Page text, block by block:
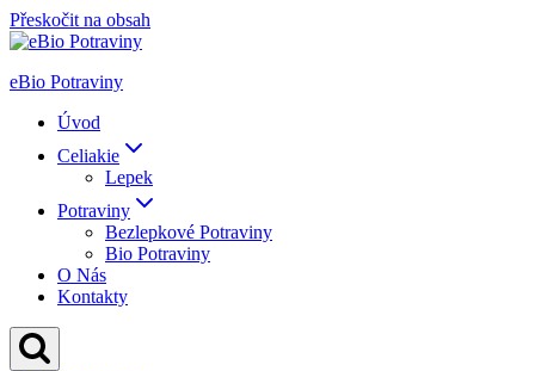
Přeskočit na obsah
eBio Potraviny
Úvod
Celiakie
Lepek
Potraviny
Bezlepkové Potraviny
Bio Potraviny
O Nás
Kontakty